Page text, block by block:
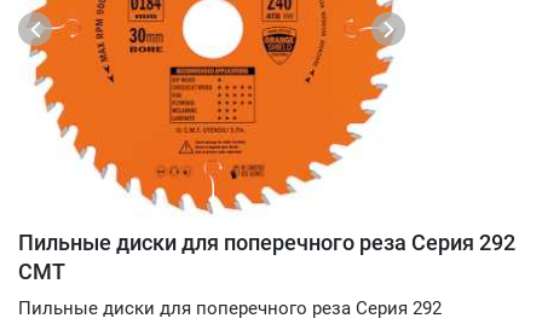
Пильные диски для поперечного реза Серия 292
CMT
Пильные диски для поперечного реза Серия 292